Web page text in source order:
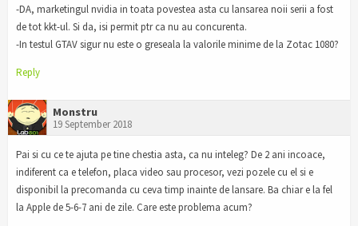
-DA, marketingul nvidia in toata povestea asta cu lansarea noii serii a fost
de tot kkt-ul. Si da, isi permit ptr ca nu au concurenta.
-In testul GTAV sigur nu este o greseala la valorile minime de la Zotac 1080?
Reply
Monstru
19 September 2018
Pai si cu ce te ajuta pe tine chestia asta, ca nu inteleg? De 2 ani incoace,
indiferent ca e telefon, placa video sau procesor, vezi pozele cu el si e
disponibil la precomanda cu ceva timp inainte de lansare. Ba chiar e la fel
la Apple de 5-6-7 ani de zile. Care este problema acum?